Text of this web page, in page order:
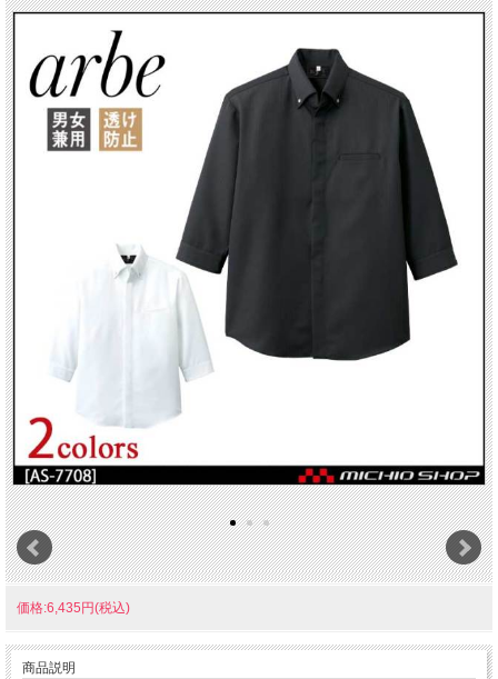
価格:6,435円(税込)
商品説明